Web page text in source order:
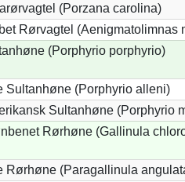
(Porzana carolina)
Rørvagtel (Aenigmatolimnas
(Porphyrio porphyrio)
Sultanhøne (Porphyrio alleni)
Sultanhøne (Porphyrio
Rørhøne (Gallinula
Rørhøne (Paragallinula